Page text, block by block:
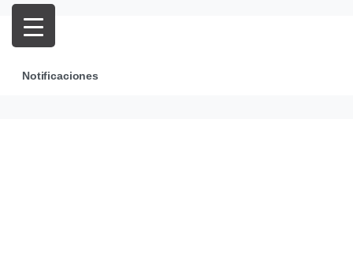
Notificaciones